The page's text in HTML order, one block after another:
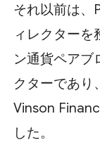
それ以前は、
ィレクターを
ン通貨ペアブ
クターであり
Vinson
した。